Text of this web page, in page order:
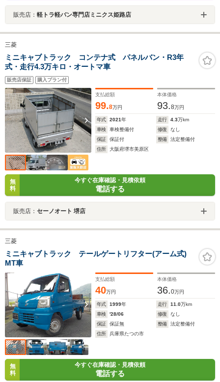
販売店： 軽トラ軽バン専門店ミニクス姫路店
三菱
ミニキャブトラック コンテナ式 パネルバン・R3年
式・走行4.3万キロ・オートマ車
販売店保証 購入プラン付
支払総額
99.8万円
本体価格
93.8万円
年式 2021年 走行 4.3万km
車検
車検整備付 修復
なし
保証
保証付 整備
法定整備付
住所
大阪府堺市美原区
無
料
今すぐ在庫確認・見積依頼
電話する
販売店： セーノオート 堺店
三菱
ミニキャブトラック テールゲートリフター(アーム式)
MT車
支払総額
40万円
本体価格
36.0万円
年式 1999年 走行 11.0万km
車検
'28/06 修復
なし
保証
保証無 整備
法定整備付
住所
兵庫県たつの市
無
料
今すぐ在庫確認・見積依頼
電話する